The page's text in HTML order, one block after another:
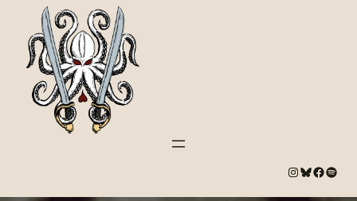
# Bluesky # Spotify